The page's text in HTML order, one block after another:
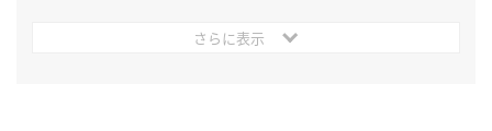
さらに表示